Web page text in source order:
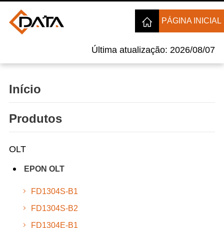
Última atualização: 2026/08/07
PÁGINA INICIAL
Início
Produtos
OLT
EPON OLT
FD1304S-B1
FD1304S-B2
FD1304E-B1